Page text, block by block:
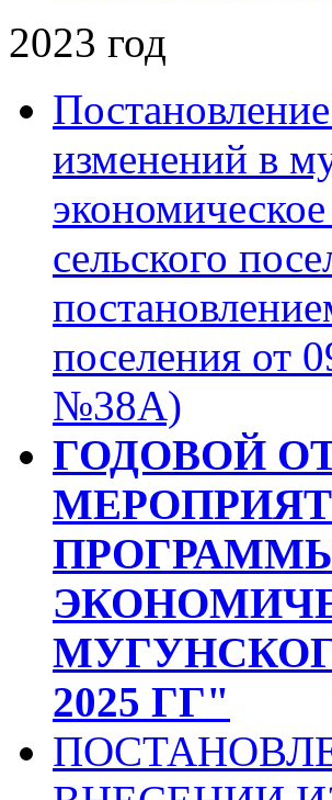
2023 год
изменений в
сельского
поселения от
№38А)
ГОДОВОЙ
2025 ГГ"